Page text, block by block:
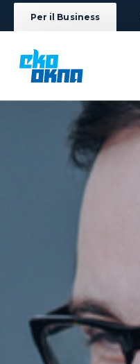
Per il Business